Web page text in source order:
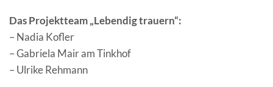
Das Projektteam „Lebendig trauern“:
– Nadia Kofler
– Gabriela Mair am Tinkhof
– Ulrike Rehmann